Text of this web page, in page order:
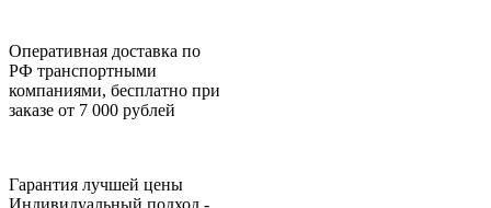
Оперативная доставка по
РФ транспортными
компаниями, бесплатно при
заказе от 7 000 рублей
Гарантия лучшей цены
Индивидуальный подход -